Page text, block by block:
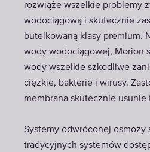
rozwiąże wszelkie problemy
wodociągową i skutecznie
butelkowaną klasy premium.
wody wodociągowej, Morion
wody wszelkie szkodliwe
cięzkie, bakterie i wirusy.
membrana skutecznie usunie
Systemy odwróconej osmozy
tradycyjnych systemów